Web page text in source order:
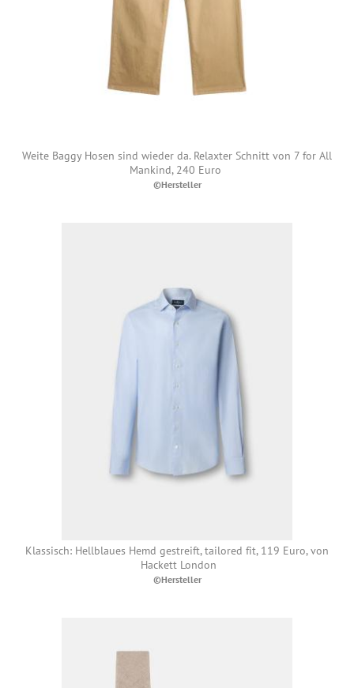
Weite Baggy Hosen sind wieder da. Relaxter Schnitt von 7 for All
Mankind, 240 Euro
©Hersteller
Klassisch: Hellblaues Hemd gestreift, tailored fit, 119 Euro, von
Hackett London
©Hersteller